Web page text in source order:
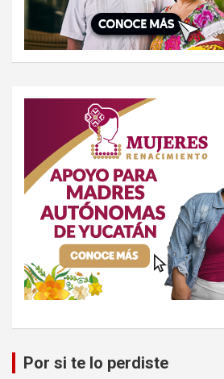
Por si te lo perdiste